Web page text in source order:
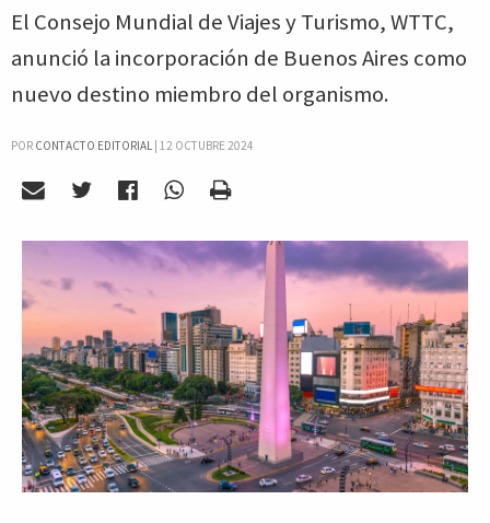
El Consejo Mundial de Viajes y Turismo, WTTC,
anunció la incorporación de Buenos Aires como
nuevo destino miembro del organismo.
POR CONTACTO EDITORIAL| 12 OCTUBRE 2024